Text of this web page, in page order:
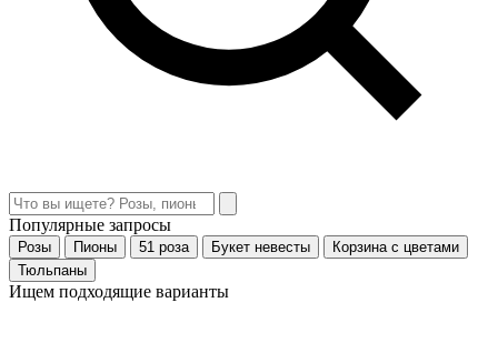
Популярные запросы
Розы Пионы 51 роза Букет невесты
Корзина с цветами
Тюльпаны
Ищем подходящие варианты